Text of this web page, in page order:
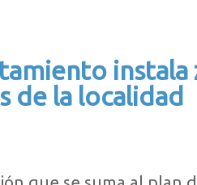
instala
de la localidad